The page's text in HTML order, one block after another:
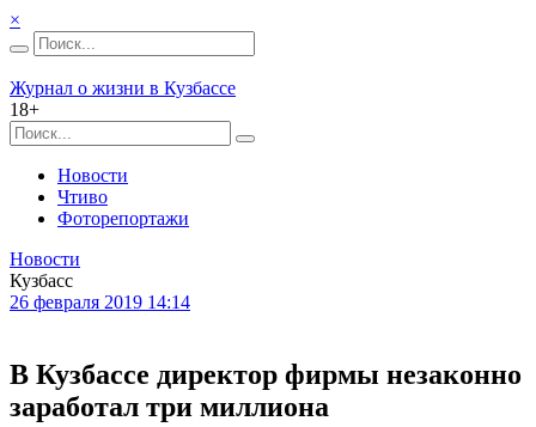
×
Журнал о жизни в Кузбассе
18+
Новости
Чтиво
Фоторепортажи
Новости
Кузбасс
26 февраля 2019 14:14
В Кузбассе директор фирмы незаконно
заработал три миллиона